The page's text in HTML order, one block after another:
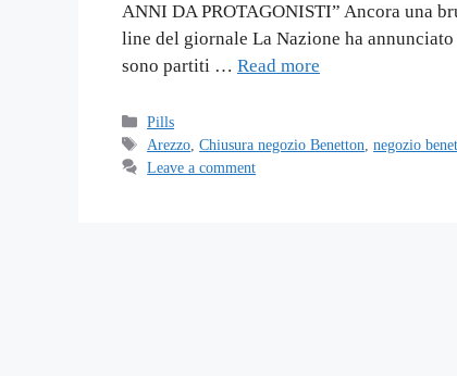
ANNI DA PROTAGONISTI” Ancora una
line del giornale La Nazione ha
sono partiti … Read more
Categories
Pills
Tags
Arezzo ,Chiusura negozio Benetton ,negozio
Leave a comment